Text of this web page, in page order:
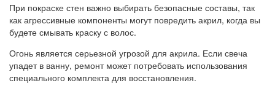
При покраске стен важно выбирать безопасные составы, так
как агрессивные компоненты могут повредить акрил, когда вы
будете смывать краску с волос.
Огонь является серьезной угрозой для акрила. Если свеча
упадет в ванну, ремонт может потребовать использования
специального комплекта для восстановления.